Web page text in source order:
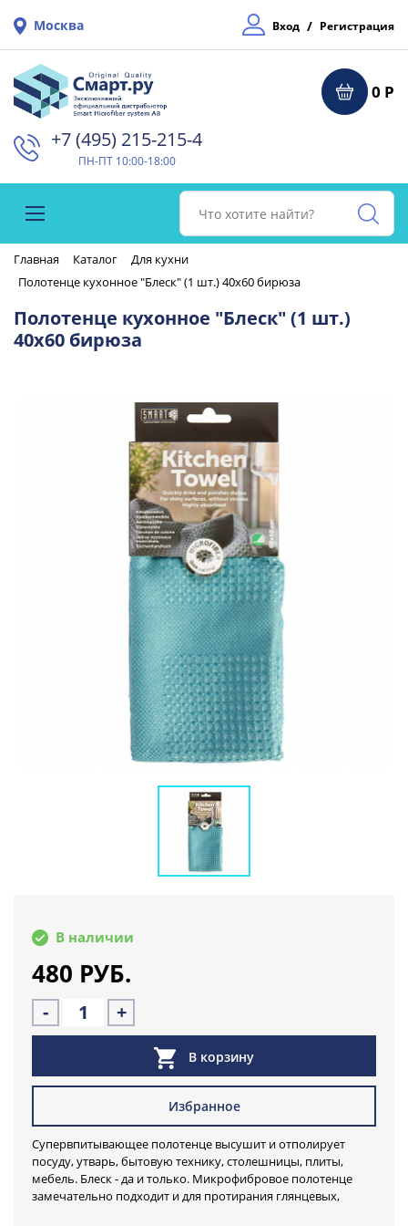
Москва Вход / Регистрация
0 Р
+7 (495) 215-215-4⁠
ПН-ПТ 10:00-18:00
Главная Каталог
Для кухни
Полотенце кухонное "Блеск" (1 шт.) 40х60 бирюза
Полотенце кухонное "Блеск" (1 шт.)
40х60 бирюза
В наличии
480 РУБ.
- +
В корзину
Избранное
Супервпитывающее полотенце высушит и отполирует
посуду, утварь, бытовую технику, столешницы, плиты,
мебель. Блеск - да и только. Микрофибровое полотенце
замечательно подходит и для протирания глянцевых,